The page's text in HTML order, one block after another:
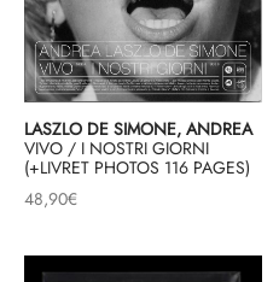
LASZLO DE SIMONE, ANDREA
VIVO / I NOSTRI GIORNI
(+LIVRET PHOTOS 116 PAGES)
48,90€